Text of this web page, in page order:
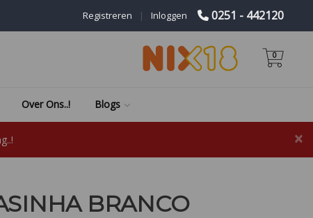
0251 - 442120
Inloggen
|
Registreren
0
Over Ons..! Blogs
×
BRANCO